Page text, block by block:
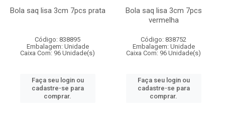
Bola saq lisa 3cm 7pcs prata
Código: 838895
Embalagem: Unidade
Caixa Com: 96 Unidade(s)
Faça seu login ou
cadastre-se para
comprar.
Bola saq lisa 3cm 7pcs
vermelha
Código: 838752
Embalagem: Unidade
Caixa Com: 96 Unidade(s)
Faça seu login ou
cadastre-se para
comprar.